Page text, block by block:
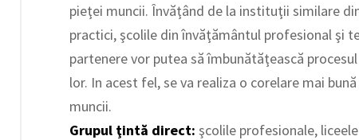
pieţei muncii. Învăţând de la instituţii similare
practici, şcolile din învăţământul profesional şi
partenere vor putea să îmbunătăţească
lor. In acest fel, se va realiza o corelare mai
muncii.
Grupul ţintă direct: şcolile profesionale,